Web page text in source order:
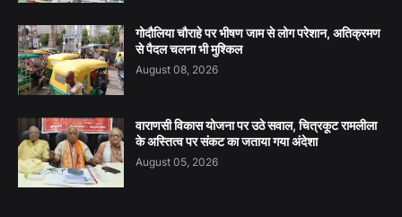
गोदौलिया चौराहे पर भीषण जाम से लोग परेशान, अतिक्रमण
से पैदल चलना भी मुश्किल
August 08, 2026
वाराणसी विकास योजना पर उठे सवाल, चित्रकूट रामलीला
के अस्तित्व पर संकट का जताया गया अंदेशा
August 05, 2026